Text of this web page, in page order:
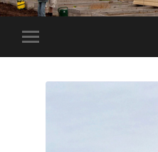
Toggle
mobile